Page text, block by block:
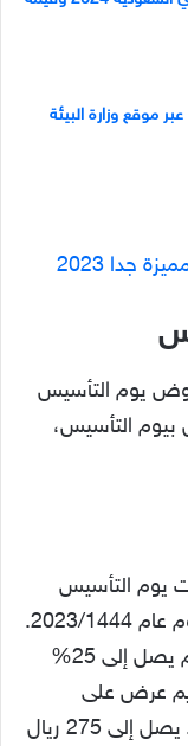
موقع وزارة البيئة
جدا 2023
يوم التأسيس
بيوم التأسيس،
يوم التأسيس
ملابس ضمن فعاليات الاحتفال بهذا اليوم عام 2023/1444.
حيث تمكن الزوار من الحصول على خصم يصل إلى 25%
عرض على
تفصيل الأثواب بأي تصميم بسعر موحد يصل إلى 275 ريال